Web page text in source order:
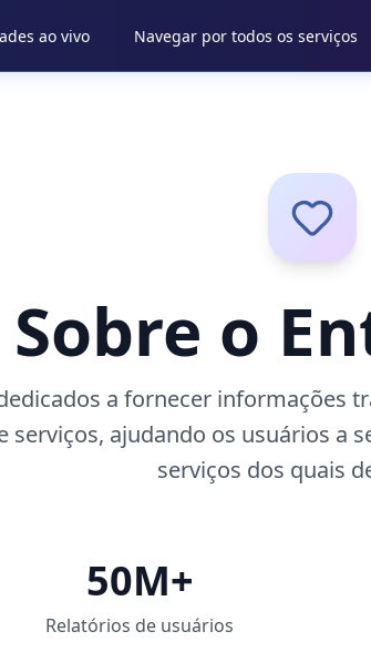
ao vivo Navegar por todos os serviços
Sobre o
a fornecer informações
serviços, ajudando os usuários a
serviços dos quais
50M+
Relatórios de usuários